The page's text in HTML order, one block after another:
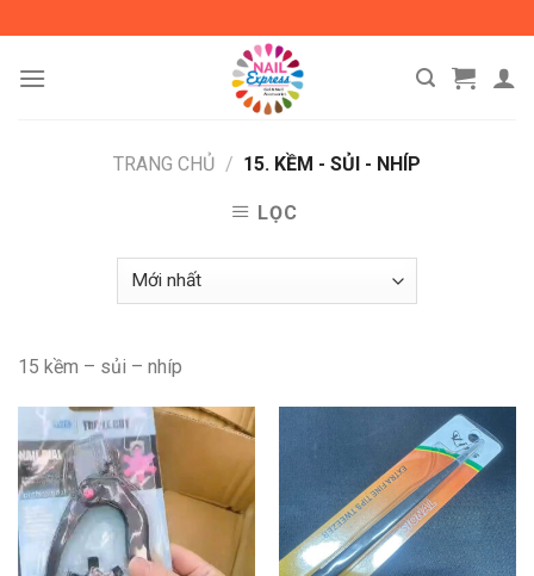
content
TRANG CHỦ / 15. KỀM - SỦI - NHÍP
LỌC
15 kềm – sủi – nhíp